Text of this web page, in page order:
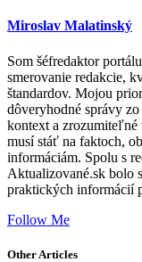
Miroslav Malatinský
Som šéfredaktor
smerovanie redakcie,
štandardov. Mojou
dôveryhodné správy
kontext a zrozumiteľné
musí stáť na faktoch,
informáciám. Spolu s
Aktualizované.sk bolo
praktických informácií
Follow Me
Other Articles